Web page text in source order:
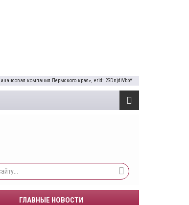
компания Пермского края», erid: 2SDnjdiVbbY
ГЛАВНЫЕ НОВОСТИ